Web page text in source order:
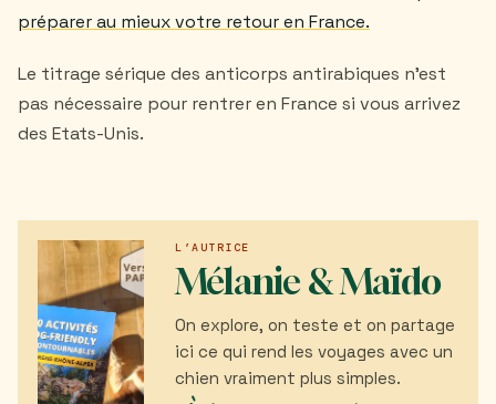
préparer au mieux votre retour en France.
Le titrage sérique des anticorps antirabiques n'est
pas nécessaire pour rentrer en France si vous arrivez
des Etats-Unis.
L’AUTRICE
Mélanie & Maïdo
On explore, on teste et on partage
ici ce qui rend les voyages avec un
chien vraiment plus simples.